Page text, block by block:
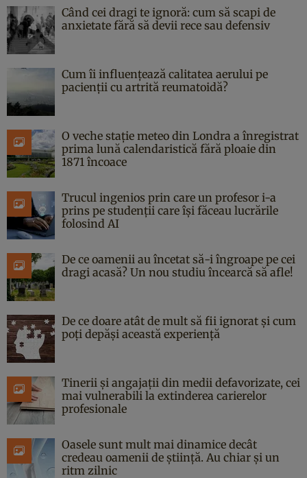
Când cei dragi te ignoră: cum să scapi de
anxietate fără să devii rece sau defensiv
Cum îi influențează calitatea aerului pe
pacienții cu artrită reumatoidă?
O veche stație meteo din Londra a înregistrat
prima lună calendaristică fără ploaie din
1871 încoace
Trucul ingenios prin care un profesor i-a
prins pe studenții care își făceau lucrările
folosind AI
De ce oamenii au încetat să-i îngroape pe cei
dragi acasă? Un nou studiu încearcă să afle!
De ce doare atât de mult să fii ignorat și cum
poți depăși această experiență
Tinerii și angajații din medii defavorizate, cei
mai vulnerabili la extinderea carierelor
profesionale
Oasele sunt mult mai dinamice decât
credeau oamenii de știință. Au chiar și un
ritm zilnic